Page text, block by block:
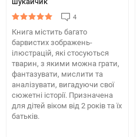
4
Книга містить багато
барвистих зображень-
ілюстрацій, які стосуються
тварин, з якими можна грати,
фантазувати, мислити та
аналізувати, вигадуючи свої
сюжетні історії. Призначена
для дітей віком від 2 років та їх
батьків.